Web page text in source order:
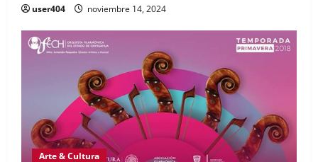
user404 noviembre 14, 2024
Arte & Cultura